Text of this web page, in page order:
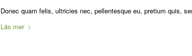
Donec quam felis, ultricies nec, pellentesque eu, pretium quis,
Läs mer